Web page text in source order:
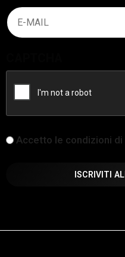
Email
(Obbligatorio)
iscrizione
Accetto le condizioni di